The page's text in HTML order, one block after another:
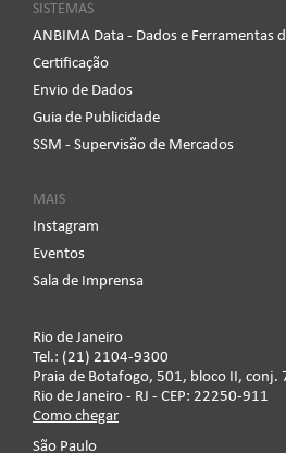
SISTEMAS
ANBIMA Data - Dados e Ferramentas
Certificação
Envio de Dados
Guia de Publicidade
SSM - Supervisão de Mercados
MAIS
Instagram
Eventos
Sala de Imprensa
Rio de Janeiro
Tel.: (21) 2104-9300
Praia de Botafogo, 501, bloco II, conj.
Rio de Janeiro - RJ - CEP: 22250-911
Como chegar
São Paulo